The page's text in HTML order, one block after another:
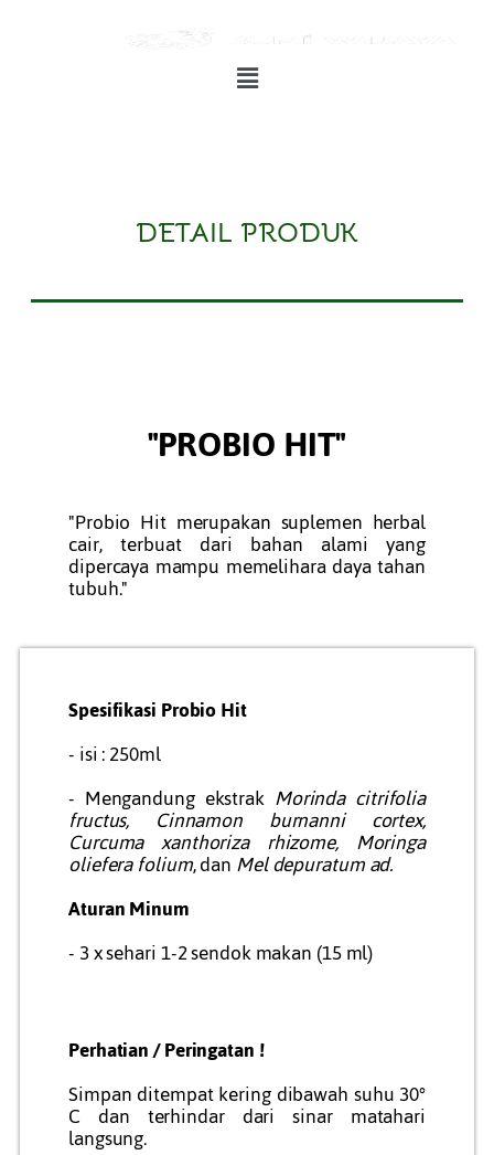
DETAIL PRODUK
"PROBIO HIT"
"Probio Hit merupakan suplemen herbal
cair, terbuat dari bahan alami yang
dipercaya mampu memelihara daya tahan
tubuh."
Spesifikasi Probio Hit
- isi : 250ml
- Mengandung ekstrak Morinda citrifolia
fructus, Cinnamon burnanni cortex,
Curcuma xanthoriza rhizome, Moringa
oliefera folium, danMel depuratum ad.
Aturan Minum
- 3 x sehari 1-2 sendok makan (15 ml)
Perhatian / Peringatan !
Simpan ditempat kering dibawah suhu 30°
C dan terhindar dari sinar matahari
langsung.